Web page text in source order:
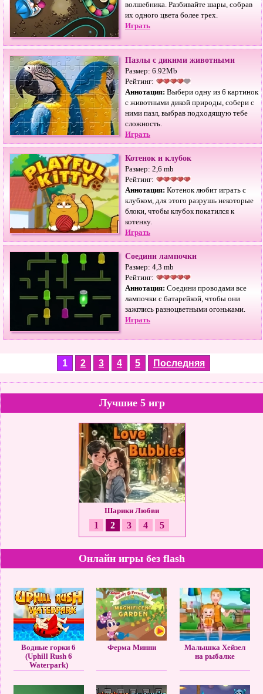
волшебника. Разбивайте шары, собрав
их одного цвета более трех.
Играть
Пазлы с дикими животными
Размер: 6.92Mb
Рейтинг:
Аннотация: Выбери одну из 6 картинок
с животными дикой природы, собери с
ними пазл, выбрав подходящую тебе
сложность.
Играть
Котенок и клубок
Размер: 2,6 mb
Рейтинг:
Аннотация: Котенок любит играть с
клубком, для этого разрушь некоторые
блоки, чтобы клубок покатился к
котенку.
Играть
Соедини лампочки
Размер: 4,3 mb
Рейтинг:
Аннотация: Соедини проводами все
лампочки с батарейкой, чтобы они
зажглись разноцветными огоньками.
Играть
1 2 3 4 5 Последняя
Лучшие 5 игр
Серф: Венеция Шарики Любви
1 2 3 4 5
Онлайн игры без flash
Водные горки 6
(Uphill Rush 6
Waterpark)
Ферма Минни
Малышка Хейзел
на рыбалке